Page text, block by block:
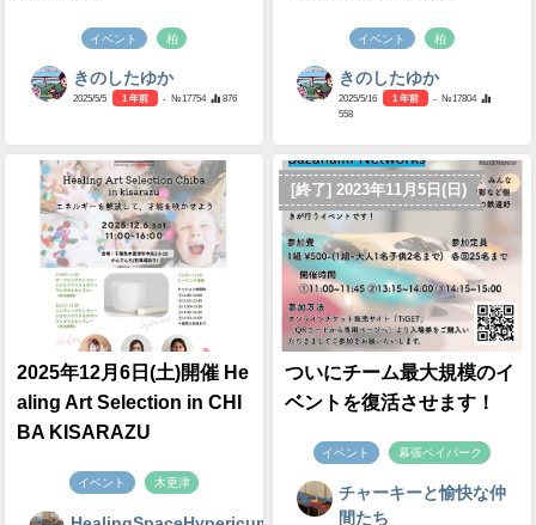
イベント 柏
きのしたゆか
2025/5/5 1 年前 - №17754 876
イベント 柏
きのしたゆか
2025/5/16 1 年前
- №17804
558
2025年12月6日(土)開催 He
aling Art Selection in CHI
BA KISARAZU
イベント 木更津
[終了] 2023年11月5日(日)
ついにチーム最大規模のイ
ベントを復活させます！
イベント 幕張ベイパーク
チャーキーと愉快な仲
間たち